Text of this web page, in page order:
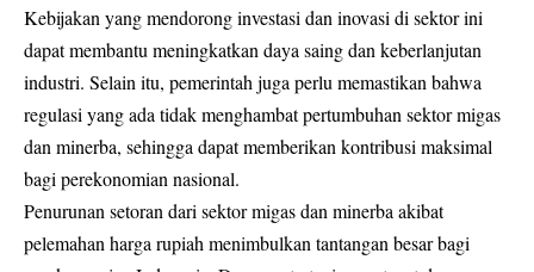
Kebijakan yang mendorong investasi dan inovasi di sektor ini
dapat membantu meningkatkan daya saing dan keberlanjutan
industri. Selain itu, pemerintah juga perlu memastikan bahwa
regulasi yang ada tidak menghambat pertumbuhan sektor migas
dan minerba, sehingga dapat memberikan kontribusi maksimal
bagi perekonomian nasional.
Penurunan setoran dari sektor migas dan minerba akibat
pelemahan harga rupiah menimbulkan tantangan besar bagi